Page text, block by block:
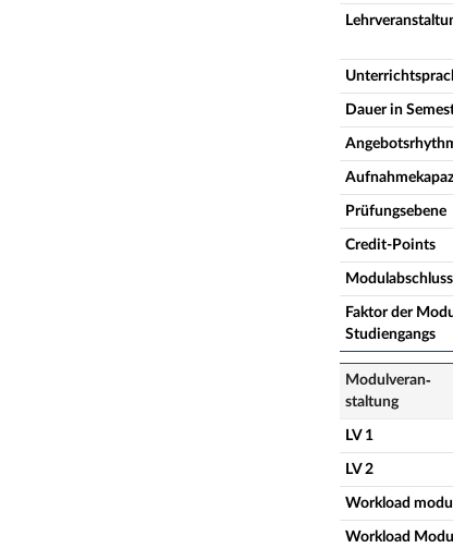
Dauer in
Prüfungsebene
Credit-Points
Faktor der
Studiengangs
Modulveran­
staltung
LV 1
LV 2
Workload
Workload